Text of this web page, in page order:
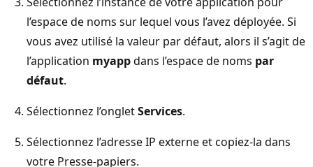
l’espace de noms sur lequel vous l’avez déployée. Si
vous avez utilisé la valeur par défaut, alors il s’agit de
l’application myappdans l’espace de noms par
défaut.
Sélectionnez l’ongletServices.
Sélectionnez l’adresse IP externe et copiez-la dans
votre Presse-papiers.